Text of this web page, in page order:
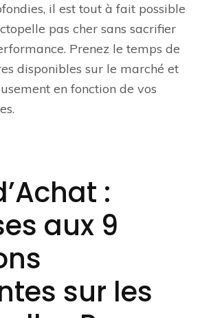
il est tout à fait possible
pas cher sans sacrifier
Prenez le temps de
disponibles sur le marché et
en fonction de vos
:
aux 9
sur les